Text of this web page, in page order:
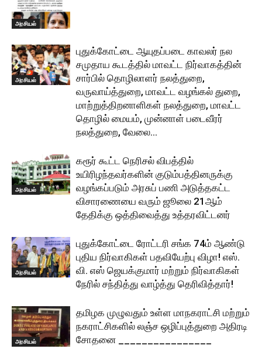
அரசியல்
அரசியல்
புதுக்கோட்டை ஆயுதப்படை காவலர் நல
சமுதாய கூடத்தில் மாவட்ட நிர்வாகத்தின்
சார்பில் தொழிலாளர் நலத்துறை,
வருவாய்த்துறை, மாவட்ட வழங்கல் துறை,
மாற்றுத்திறனாளிகள் நலத்துறை, மாவட்ட
தொழில் மையம், முன்னாள் படைவீரர்
நலத்துறை, வேலை...
அரசியல்
கரூர் கூட்ட நெரிசல் விபத்தில்
உயிரிழந்தவர்களின் குடும்பத்தினருக்கு
வழங்கப்படும் அரசுப் பணி அடுத்தகட்ட
விசாரணையை வரும் ஜூலை 21ஆம்
தேதிக்கு ஒத்திவைத்து உத்தரவிட்டனர்
அரசியல்
புதுக்கோட்டை ரோட்டரி சங்க 74ம் ஆண்டு
புதிய நிர்வாகிகள் பதவியேற்பு விழா! எஸ்.
வி. எஸ் ஜெயக்குமார் மற்றும் நிர்வாகிகள்
நேரில் சந்தித்து வாழ்த்து தெரிவித்தார்!
அரசியல்
தமிழக முழுவதும் உள்ள மாநகராட்சி மற்றும்
நகராட்சிகளில் லஞ்ச ஒழிப்புத்துறை அதிரடி
சோதனை ________________